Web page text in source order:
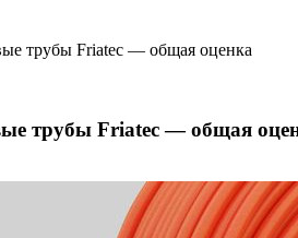
трубы Friatec — общая оценка
трубы Friatec — общая